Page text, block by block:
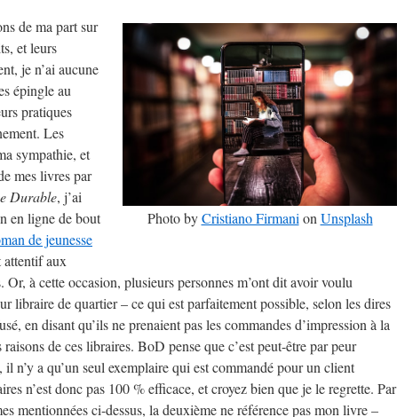
Photo byCristiano Firmani on Unsplash
de ma part sur
et leurs
je n’ai aucune
épingle au
pratiques
Les
sympathie, et
mes livres par
Durable, j’ai
en ligne de bout
de jeunesse
aux
Or, à cette occasion, plusieurs personnes m’ont dit avoir voulu
libraire de quartier – ce qui est parfaitement possible, selon les dires
en disant qu’ils ne prenaient pas les commandes d’impression à la
de ces libraires. BoD pense que c’est peut-être par peur
n’y a qu’un seul exemplaire qui est commandé pour un client
n’est donc pas 100 % efficace, et croyez bien que je le regrette. Par
mentionnées ci-dessus, la deuxième ne référence pas mon livre –